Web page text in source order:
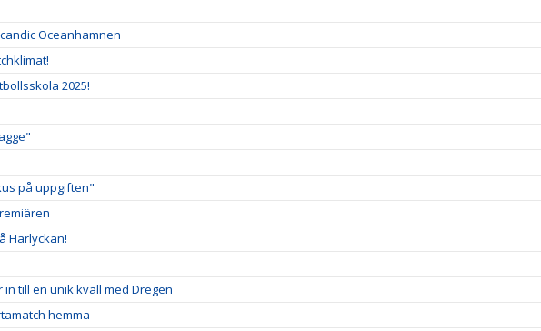
Oceanhamnen
2025!
på uppgiften"
Harlyckan!
till en unik kväll med Dregen
hemma